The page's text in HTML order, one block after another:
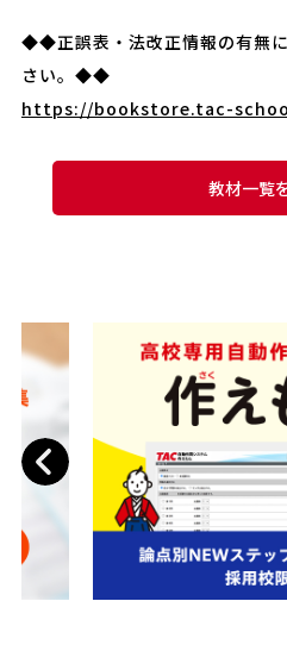
◆◆正誤表・法改正情報の有無
さい。◆◆
https://bookstore.tac-
教材一覧
Previous